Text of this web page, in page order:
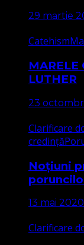
29 martie
Catehism
MARELE
LUTHER
23
Clarificare
credință
Noțiuni
13 mai 2020
Clarificare